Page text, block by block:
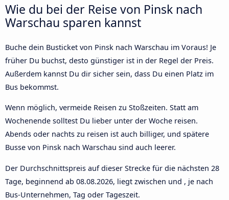
Wie du bei der Reise von Pinsk nach
Warschau sparen kannst
Buche dein Busticket von Pinsk nach Warschau im Voraus! Je
früher Du buchst, desto günstiger ist in der Regel der Preis.
Außerdem kannst Du dir sicher sein, dass Du einen Platz im
Bus bekommst.
Wenn möglich, vermeide Reisen zu Stoßzeiten. Statt am
Wochenende solltest Du lieber unter der Woche reisen.
Abends oder nachts zu reisen ist auch billiger, und spätere
Busse von Pinsk nach Warschau sind auch leerer.
Der Durchschnittspreis auf dieser Strecke für die nächsten 28
Tage, beginnend ab 08.08.2026, liegt zwischen und , je nach
Bus-Unternehmen, Tag oder Tageszeit.